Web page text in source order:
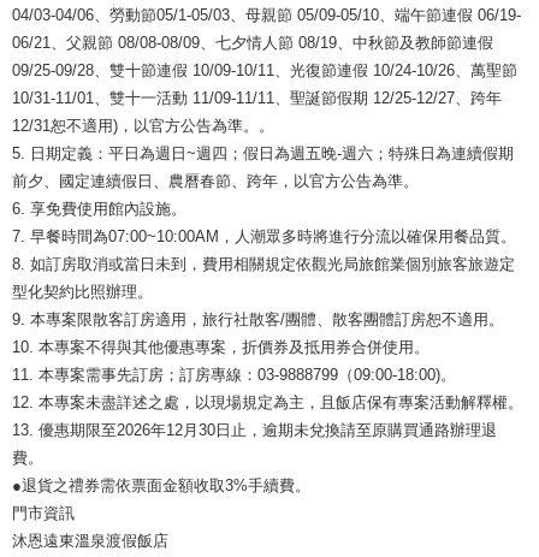
04/03-04/06、勞動節05/1-05/03、母親節 05/09-05/10、端午節連假 06/19-
06/21、父親節 08/08-08/09、七夕情人節 08/19、中秋節及教師節連假
09/25-09/28、雙十節連假 10/09-10/11、光復節連假 10/24-10/26、萬聖節
10/31-11/01、雙十一活動 11/09-11/11、聖誕節假期 12/25-12/27、跨年
12/31恕不適用)，以官方公告為準。。
5. 日期定義：平日為週日~週四；假日為週五晚-週六；特殊日為連續假期
前夕、國定連續假日、農曆春節、跨年，以官方公告為準。
6. 享免費使用館內設施。
7. 早餐時間為07:00~10:00AM，人潮眾多時將進行分流以確保用餐品質。
8. 如訂房取消或當日未到，費用相關規定依觀光局旅館業個別旅客旅遊定
型化契約比照辦理。
9. 本專案限散客訂房適用，旅行社散客/團體、散客團體訂房恕不適用。
10. 本專案不得與其他優惠專案，折價券及抵用券合併使用。
11. 本專案需事先訂房；訂房專線：03-9888799（09:00-18:00)。
12. 本專案未盡詳述之處，以現場規定為主，且飯店保有專案活動解釋權。
13. 優惠期限至2026年12月30日止，逾期未兌換請至原購買通路辦理退
費。
●退貨之禮券需依票面金額收取3%手續費。
門市資訊
沐恩遠東溫泉渡假飯店